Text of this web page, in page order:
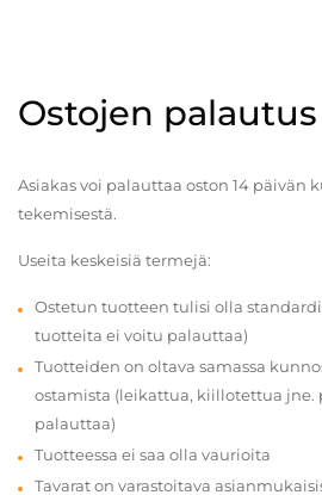
Ostojen palautus
Asiakas voi palauttaa oston 14 päivän
tekemisestä.
Useita keskeisiä termejä:
Ostetun tuotteen tulisi olla
tuotteita ei voitu palauttaa)
Tuotteiden on oltava samassa
ostamista (leikattua, kiillotettua jne.
palauttaa)
Tuotteessa ei saa olla vaurioita
Tavarat on varastoitava